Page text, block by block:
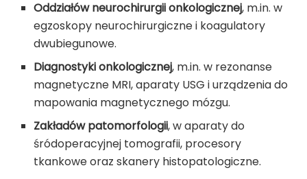
Oddziałów neurochirurgii onkologicznej, m.in. w
egzoskopy neurochirurgiczne i koagulatory
dwubiegunowe.
Diagnostyki onkologicznej, m.in. w rezonanse
magnetyczne MRI, aparaty USG i urządzenia do
mapowania magnetycznego mózgu.
Zakładów patomorfologii, w aparaty do
śródoperacyjnej tomografii, procesory
tkankowe oraz skanery histopatologiczne.